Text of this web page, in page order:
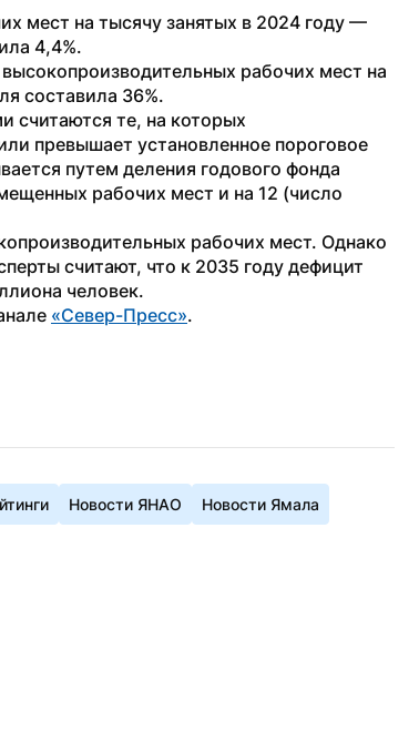
мест на тысячу занятых в 2024 году —
4,4%.
рабочих мест на
составила 36%.
считаются те, на которых
превышает установленное пороговое
путем деления годового фонда
рабочих мест и на 12 (число
рабочих мест. Однако
считают, что к 2035 году дефицит
человек.
«Север-Пресс».
Новости ЯНАО Новости Ямала